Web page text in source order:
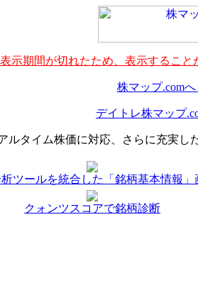
示期間が切れたため、表示するこ
株マップ.comへ
デイトレ株マップ
ルタイム株価に対応、さらに充実し
ツールを統合した「銘柄基本情報」
クォンツスコアで銘柄診断